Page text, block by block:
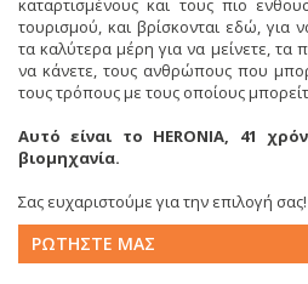
καταρτισμένους και τους πιο
τουρισμού, και βρίσκονται εδώ, για
τα καλύτερα μέρη για να μείνετε, τα
να κάνετε, τους ανθρώπους που
τους τρόπους με τους οποίους
Αυτό είναι το HERONIA, 41
βιομηχανία.
Σας ευχαριστούμε για την επιλογή σας!
ΡΩΤΗΣΤΕ ΜΑΣ